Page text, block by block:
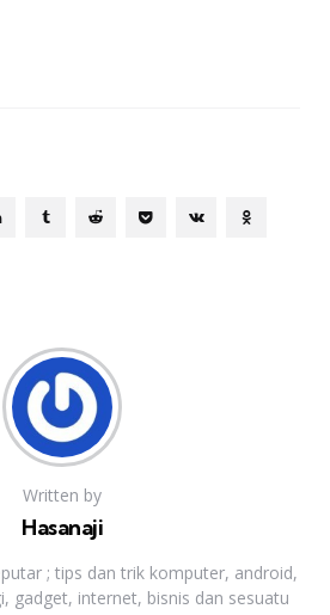
Written by
Hasanaji
; tips dan trik komputer, android,
gadget, internet, bisnis dan sesuatu